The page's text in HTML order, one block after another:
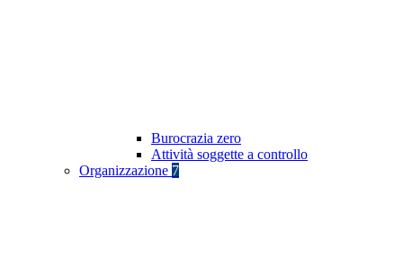
Burocrazia zero
Attività soggette a controllo
Organizzazione 7